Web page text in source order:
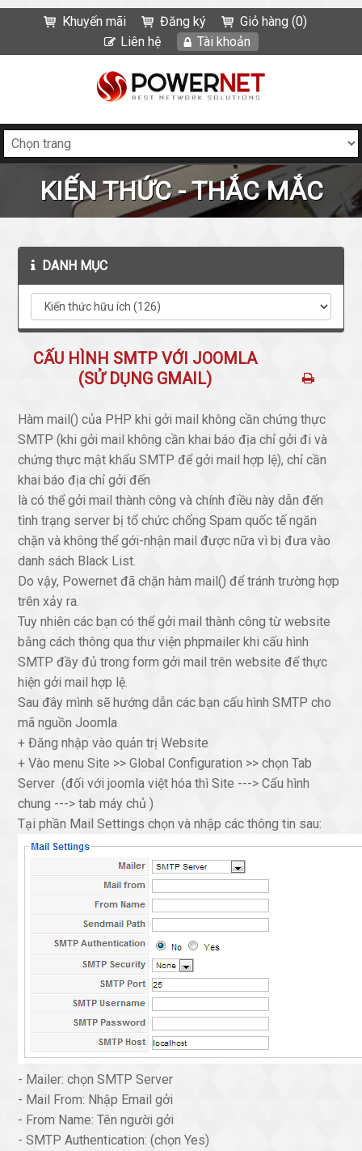
Khuyến mãi Đăng ký
Giỏ hàng (0)
Liên hệ
Tài khoản
KIẾN THỨC - THẮC MẮC
DANH MỤC
CẤU HÌNH SMTP VỚI JOOMLA
(SỬ DỤNG GMAIL)
Hàm mail() của PHP khi gởi mail không cần chứng thực
SMTP (khi gởi mail không cần khai báo địa chỉ gởi đi và
chứng thực mật khẩu SMTP để gởi mail hợp lệ), chỉ cần
khai báo địa chỉ gởi đến
là có thể gởi mail thành công và chính điều này dẫn đến
tình trạng server bị tổ chức chống Spam quốc tế ngăn
chặn và không thể gới-nhận mail được nữa vì bị đưa vào
danh sách Black List.
Do vậy, Powernet đã chặn hàm mail() để tránh trường hợp
trên xảy ra.
Tuy nhiên các bạn có thể gởi mail thành công từ website
bằng cách thông qua thư viện phpmailer khi cấu hình
SMTP đầy đủ trong form gởi mail trên website để thực
hiện gởi mail hợp lệ.
Sau đây mình sẽ hướng dẫn các bạn cấu hình SMTP cho
mã nguồn Joomla
+ Đăng nhập vào quản trị Website
+ Vào menu Site >> Global Configuration >> chọn Tab
Server (đối với joomla việt hóa thì Site ---> Cấu hình
chung ---> tab máy chủ )
Tại phần Mail Settings chọn và nhập các thông tin sau:
- Mailer: chọn SMTP Server
- Mail From: Nhập Email gởi
- From Name: Tên người gởi
- SMTP Authentication: (chọn Yes)